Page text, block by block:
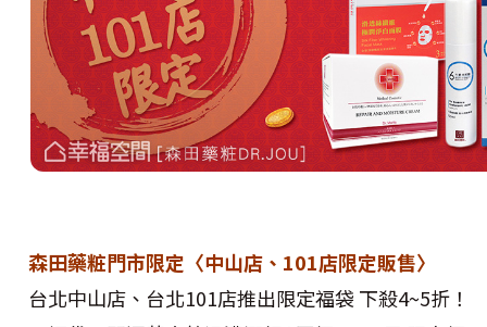
森田藥粧門市限定〈中山店、101店限定販售〉
台北中山店、台北101店推出限定福袋 下殺4~5折！